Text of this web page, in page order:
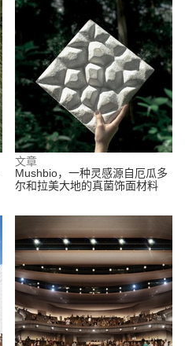
文章
Mushbio，一种灵感源自厄瓜多
尔和拉美大地的真菌饰面材料